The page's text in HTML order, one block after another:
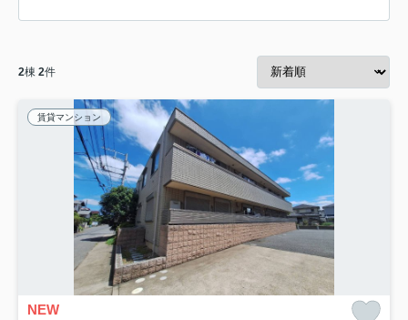
2棟 2件
賃貸マンション
NEW